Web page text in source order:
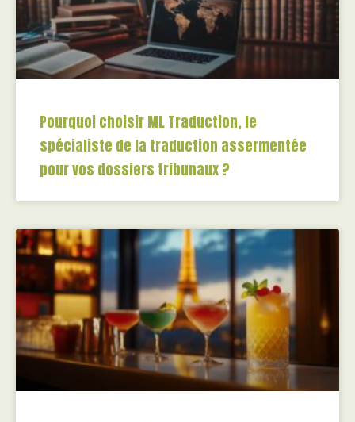
Pourquoi choisir ML Traduction, le
spécialiste de la traduction assermentée
pour vos dossiers tribunaux ?